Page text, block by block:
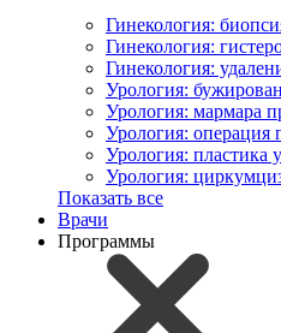
Гинекология:
Гинекология:
Гинекология:
Урология:
Урология: мармара
Урология: операция
Урология: пластика
Урология:
Показать все
Врачи
Программы